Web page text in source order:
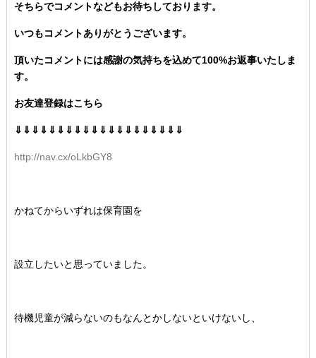
そちらでコメントなどもお待ちしております。
いつもコメントありがとうございます。
頂いたコメントには感謝の気持ちを込めて100%お返事いたしま
す。
お友達登録はこちら
⇓⇓⇓⇓⇓⇓⇓⇓⇓⇓⇓⇓⇓⇓⇓⇓⇓⇓⇓⇓
http://nav.cx/oLkbGY8
かねてからいずれは保育園を
設立したいと思っていました。
待機児童が減らないのもなんとかしないといけないし、